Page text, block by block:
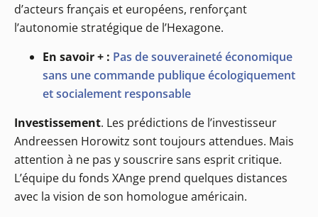
d’acteurs français et européens, renforçant
l’autonomie stratégique de l’Hexagone.
En savoir + : Pas de souveraineté économique
sans une commande publique écologiquement
et socialement responsable
Investissement. Les prédictions de l’investisseur
Andreessen Horowitz sont toujours attendues. Mais
attention à ne pas y souscrire sans esprit critique.
L’équipe du fonds XAnge prend quelques distances
avec la vision de son homologue américain.